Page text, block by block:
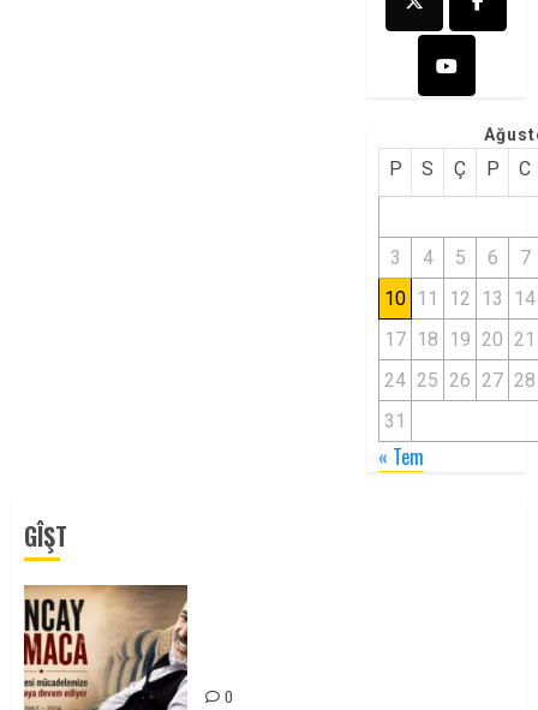
P S Ç P C
3 4 5 6
7
10 11 12 13
14
17 18 19 20 21
24 25 26 27 28
31
« Tem
GÎŞT
0